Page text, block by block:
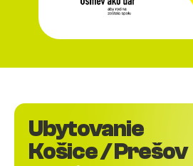
Ubytovanie
Košice / Prešov